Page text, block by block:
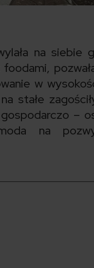
na siebie
w
stałe
–
na